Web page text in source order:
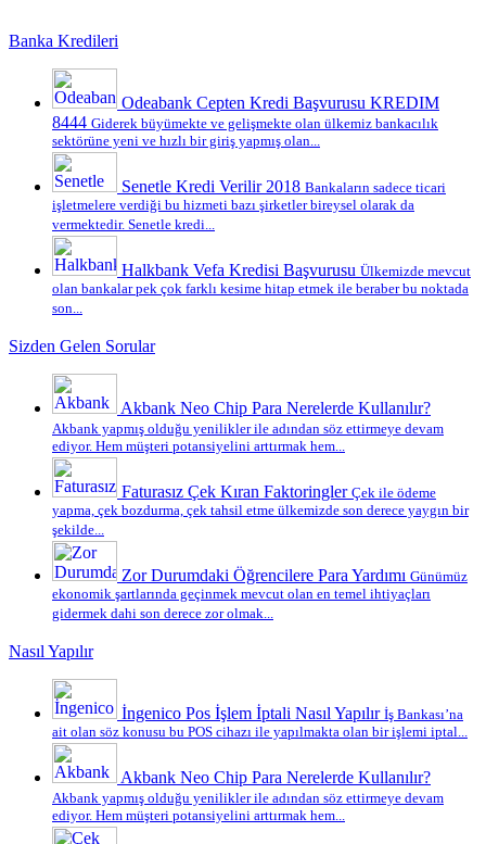
Banka Kredileri
Odeabank Cepten Kredi Başvurusu KREDIM
8444 Giderek büyümekte ve gelişmekte olan ülkemiz bankacılık
sektörüne yeni ve hızlı bir giriş yapmış olan...
Senetle Kredi Verilir 2018 Bankaların sadece ticari
işletmelere verdiği bu hizmeti bazı şirketler bireysel olarak da
vermektedir. Senetle kredi...
Halkbank Vefa Kredisi Başvurusu Ülkemizde mevcut
olan bankalar pek çok farklı kesime hitap etmek ile beraber bu noktada
son...
Sizden Gelen Sorular
Akbank Neo Chip Para Nerelerde Kullanılır?
Akbank yapmış olduğu yenilikler ile adından söz ettirmeye devam
ediyor. Hem müşteri potansiyelini arttırmak hem...
Faturasız Çek Kıran Faktoringler Çek ile ödeme
yapma, çek bozdurma, çek tahsil etme ülkemizde son derece yaygın bir
şekilde...
Zor Durumdaki Öğrencilere Para Yardımı Günümüz
ekonomik şartlarında geçinmek mevcut olan en temel ihtiyaçları
gidermek dahi son derece zor olmak...
Nasıl Yapılır
İngenico Pos İşlem İptali Nasıl Yapılır İş Bankası’na
ait olan söz konusu bu POS cihazı ile yapılmakta olan bir işlemi iptal...
Akbank Neo Chip Para Nerelerde Kullanılır?
Akbank yapmış olduğu yenilikler ile adından söz ettirmeye devam
ediyor. Hem müşteri potansiyelini arttırmak hem...